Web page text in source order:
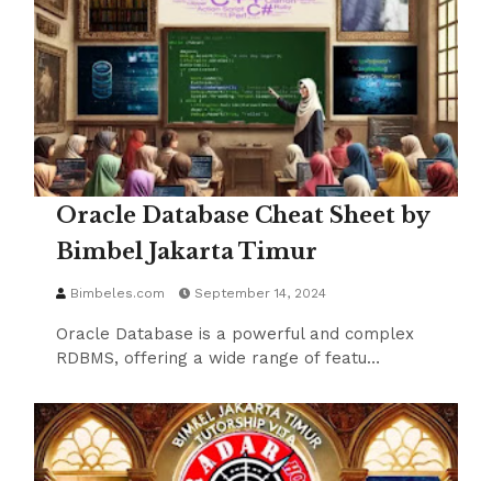
Oracle Database Cheat Sheet by
Bimbel Jakarta Timur
Bimbeles.com September 14, 2024
Oracle Database is a powerful and complex
RDBMS, offering a wide range of featu…